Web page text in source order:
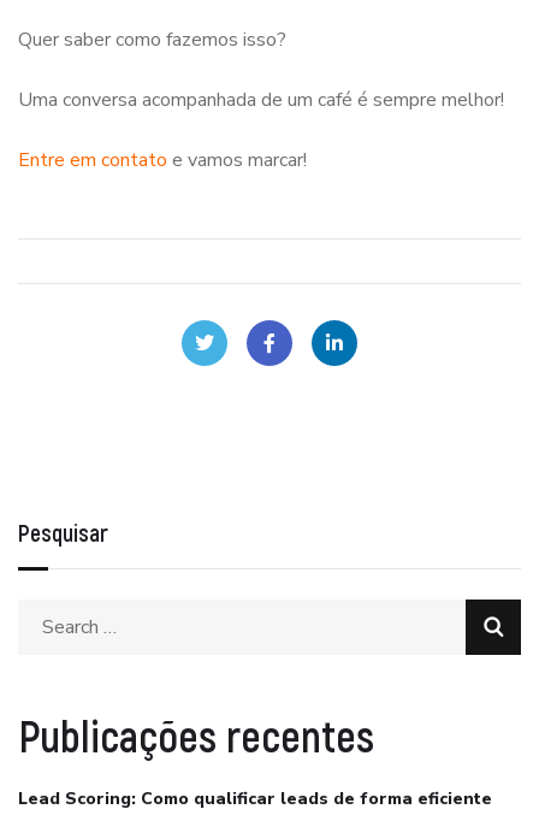
Quer saber como fazemos isso?
Uma conversa acompanhada de um café é sempre melhor!
Entre em contato e vamos marcar!
Pesquisar
Publicações recentes
Lead Scoring: Como qualificar leads de forma eficiente